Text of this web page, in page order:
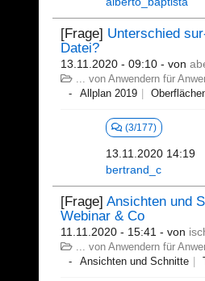
[Frage] Unterschied
Datei?
13.11.2020 - 09:10 - von
... von Anwendern für
Allplan 2019
(3/177)
13.11.2020 14:19
bertrand_c
[Frage] Ansichten und
Webinar & Co
11.11.2020 - 15:41 - von
... von Anwendern für
Ansichten und Schnitte